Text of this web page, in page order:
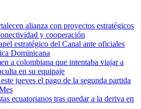
alianza con proyectos estratégicos
y cooperación
estratégico del Canal ante oficiales
Dominicana
a colombiana que intentaba viajar a
en su equipaje
jueves el pago de la segunda partida
ecuatorianos tras quedar a la deriva en